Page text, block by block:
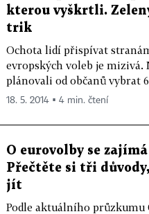
kterou vyškrtli.
trik
Ochota lidí přispívat
evropských voleb je
plánovali od občanů vybrat
18. 5. 2014 ▪ 4 min. čtení
O eurovolby se
Přečtěte si tři
jít
Podle aktuálního průzkumu